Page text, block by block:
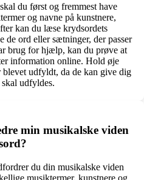
du først og fremmest have
og navne på kunstnere,
kan du læse krydsordets
de ord eller sætninger, der passer
brug for hjælp, kan du prøve at
information online. Hold øje
blevet udfyldt, da de kan give dig
udfyldes.
min musikalske viden
du din musikalske viden